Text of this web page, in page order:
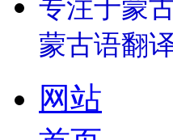
专注于蒙
蒙古语翻
网站